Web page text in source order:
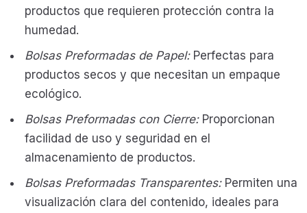
productos que requieren protección contra la
humedad.
Bolsas Preformadas de Papel:Perfectas para
productos secos y que necesitan un empaque
ecológico.
Bolsas Preformadas con Cierre:Proporcionan
facilidad de uso y seguridad en el
almacenamiento de productos.
Bolsas Preformadas Transparentes:Permiten una
visualización clara del contenido, ideales para